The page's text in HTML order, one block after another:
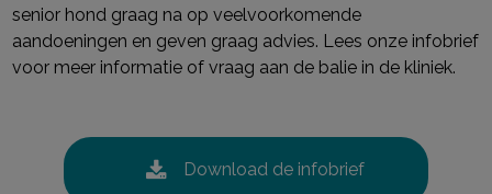
senior hond graag na op veelvoorkomende
aandoeningen en geven graag advies. Lees onze infobrief
voor meer informatie of vraag aan de balie in de kliniek.
Download de infobrief